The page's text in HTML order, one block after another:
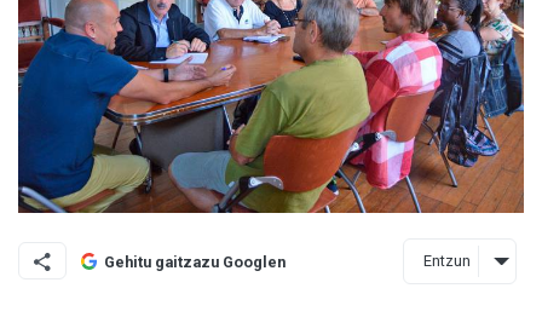
Gehitu gaitzazu Googlen Entzun